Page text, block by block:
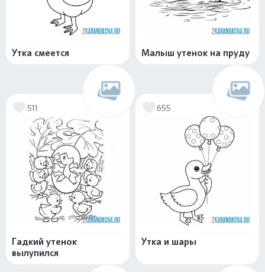
Утка смеется Малыш утенок на пруду
511
Гадкий утенок
вылупился
655
Утка и шары